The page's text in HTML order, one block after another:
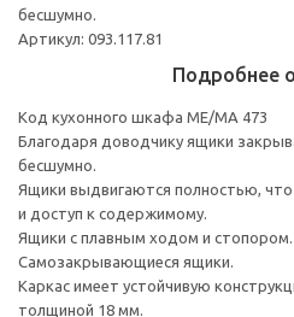
бесшумно.
Артикул: 093.117.81
Подробнее
Код кухонного шкафа ME/MA 473
Благодаря доводчику ящики
бесшумно.
Ящики выдвигаются полностью,
и доступ к содержимому.
Ящики с плавным ходом и стопором.
Самозакрывающиеся ящики.
Каркас имеет устойчивую
толщиной 18 мм.